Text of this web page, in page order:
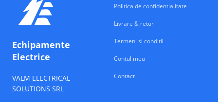
Echipamente
Electrice
VALM ELECTRICAL
SOLUTIONS SRL
Politica de confidentialitate
Livrare & retur
Termeni si conditii
Contul meu
Contact